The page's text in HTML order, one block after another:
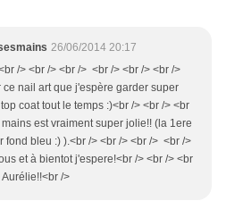
26/06/2014 20:17
/> <br /> <br /> <br /> <br /> <br />
ce nail art que j'espère garder super
coat tout le temps :)<br /> <br /> <br
est vraiment super jolie!! (la 1ere
fond bleu :) ).<br /> <br /> <br /> <br />
et à bientot j'espere!<br /> <br /> <br
/>